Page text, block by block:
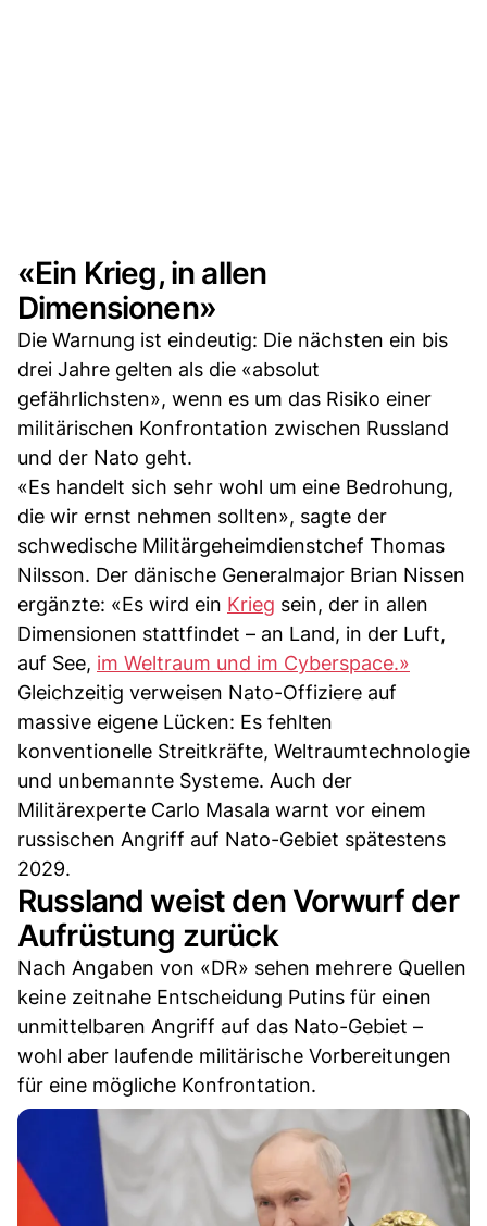
«Ein Krieg, in allen
Dimensionen»
Die Warnung ist eindeutig: Die nächsten ein bis
drei Jahre gelten als die «absolut
gefährlichsten», wenn es um das Risiko einer
militärischen Konfrontation zwischen Russland
und der Nato geht.
«Es handelt sich sehr wohl um eine Bedrohung,
die wir ernst nehmen sollten», sagte der
schwedische Militärgeheimdienstchef Thomas
Nilsson. Der dänische Generalmajor Brian Nissen
ergänzte: «Es wird ein Krieg sein, der in allen
Dimensionen stattfindet – an Land, in der Luft,
auf See, im Weltraum und im Cyberspace.»
Gleichzeitig verweisen Nato-Offiziere auf
massive eigene Lücken: Es fehlten
konventionelle Streitkräfte, Weltraumtechnologie
und unbemannte Systeme. Auch der
Militärexperte Carlo Masala warnt vor einem
russischen Angriff auf Nato-Gebiet spätestens
2029.
Russland weist den Vorwurf der
Aufrüstung zurück
Nach Angaben von «DR» sehen mehrere Quellen
keine zeitnahe Entscheidung Putins für einen
unmittelbaren Angriff auf das Nato-Gebiet –
wohl aber laufende militärische Vorbereitungen
für eine mögliche Konfrontation.